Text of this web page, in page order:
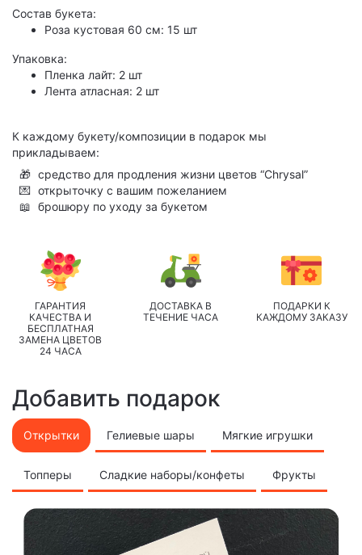
Состав букета:
Роза кустовая 60 см: 15 шт
Упаковка:
Пленка лайт: 2 шт
Лента атласная: 2 шт
К каждому букету/композиции в подарок мы
прикладываем:
🎁 средство для продления жизни цветов “Chrysal”
💌 открыточку с вашим пожеланием
📖 брошюру по уходу за букетом
ГАРАНТИЯ
КАЧЕСТВА И
БЕСПЛАТНАЯ
ЗАМЕНА ЦВЕТОВ
24 ЧАСА
ДОСТАВКА В
ТЕЧЕНИЕ ЧАСА
ПОДАРКИ К
КАЖДОМУ ЗАКАЗУ
Добавить подарок
Открытки Гелиевые шары Мягкие игрушки
Топперы Сладкие наборы/конфеты Фрукты